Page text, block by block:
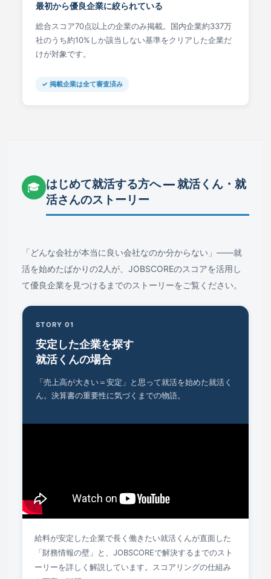
最初から優良企業に絞られている
総合スコア70点以上の企業のみ掲載。国内企業約337万
社のうち約10%しか該当しない基準をクリアした企業だ
けが対象です。
✓ 掲載企業は全て審査済み
🎓 はじめて就活する方へ ― 就活くん・就
活さんのストーリー
「どんな会社が本当に良い会社なのか分からない」――就
活を始めたばかりの2人が、JOBSCOREのスコアを活用し
て優良企業を見つけるまでのストーリーをご覧ください。
STORY 01
安定した企業を探す
就活くんの場合
「売上高が大きい＝安定」と思って就活を始めた就活く
ん。決算書の重要性に気づくまでの物語。
給料が安定した企業で長く働きたい就活くんが直面した
「財務情報の壁」と、JOBSCOREで解決するまでのスト
ーリーを詳しく解説しています。スコアリングの仕組み